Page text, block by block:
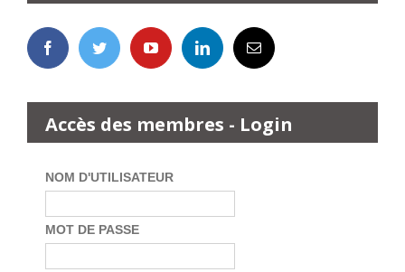
Accès des membres - Login
NOM D'UTILISATEUR
MOT DE PASSE